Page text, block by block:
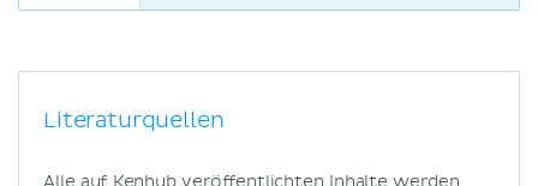
Literaturquellen
Alle auf Kenhub veröffentlichten Inhalte werden